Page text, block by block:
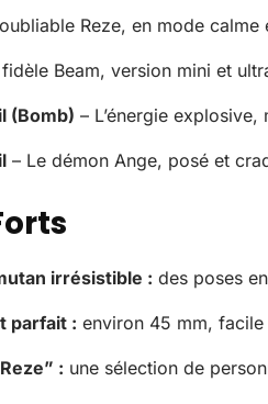
Reze, en mode
Beam, version mini et
(Bomb) – L’énergie
– Le démon Ange, posé et
irrésistible : des poses
parfait : environ 45 mm,
: une sélection de